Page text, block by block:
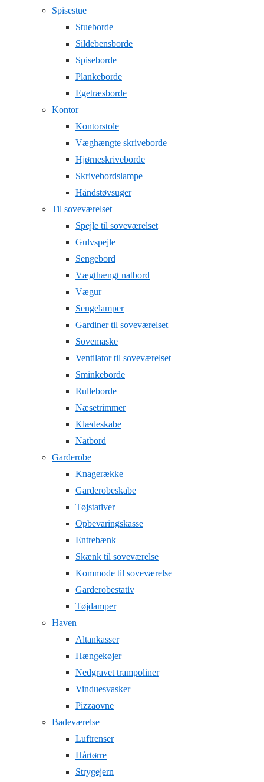
Spisestue
Stueborde
Sildebensborde
Spiseborde
Plankeborde
Egetræsborde
Kontor
Kontorstole
Væghængte skriveborde
Hjørneskriveborde
Skrivebordslampe
Håndstøvsuger
Til soveværelset
Spejle til soveværelset
Gulvspejle
Sengebord
Vægthængt natbord
Vægur
Sengelamper
Gardiner til soveværelset
Sovemaske
Ventilator til soveværelset
Sminkeborde
Rulleborde
Næsetrimmer
Klædeskabe
Natbord
Garderobe
Knagerække
Garderobeskabe
Tøjstativer
Opbevaringskasse
Entrebænk
Skænk til soveværelse
Kommode til soveværelse
Garderobestativ
Tøjdamper
Haven
Altankasser
Hængekøjer
Nedgravet trampoliner
Vinduesvasker
Pizzaovne
Badeværelse
Luftrenser
Hårtørre
Strygejern